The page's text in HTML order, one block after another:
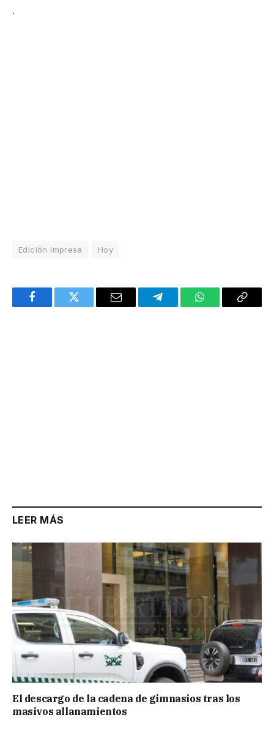
.
Edición Impresa Hoy
FacebookTwitter Email TelegramWhatsAppCopy
LEER MÁS
El descargo de la cadena de gimnasios tras los
masivos allanamientos